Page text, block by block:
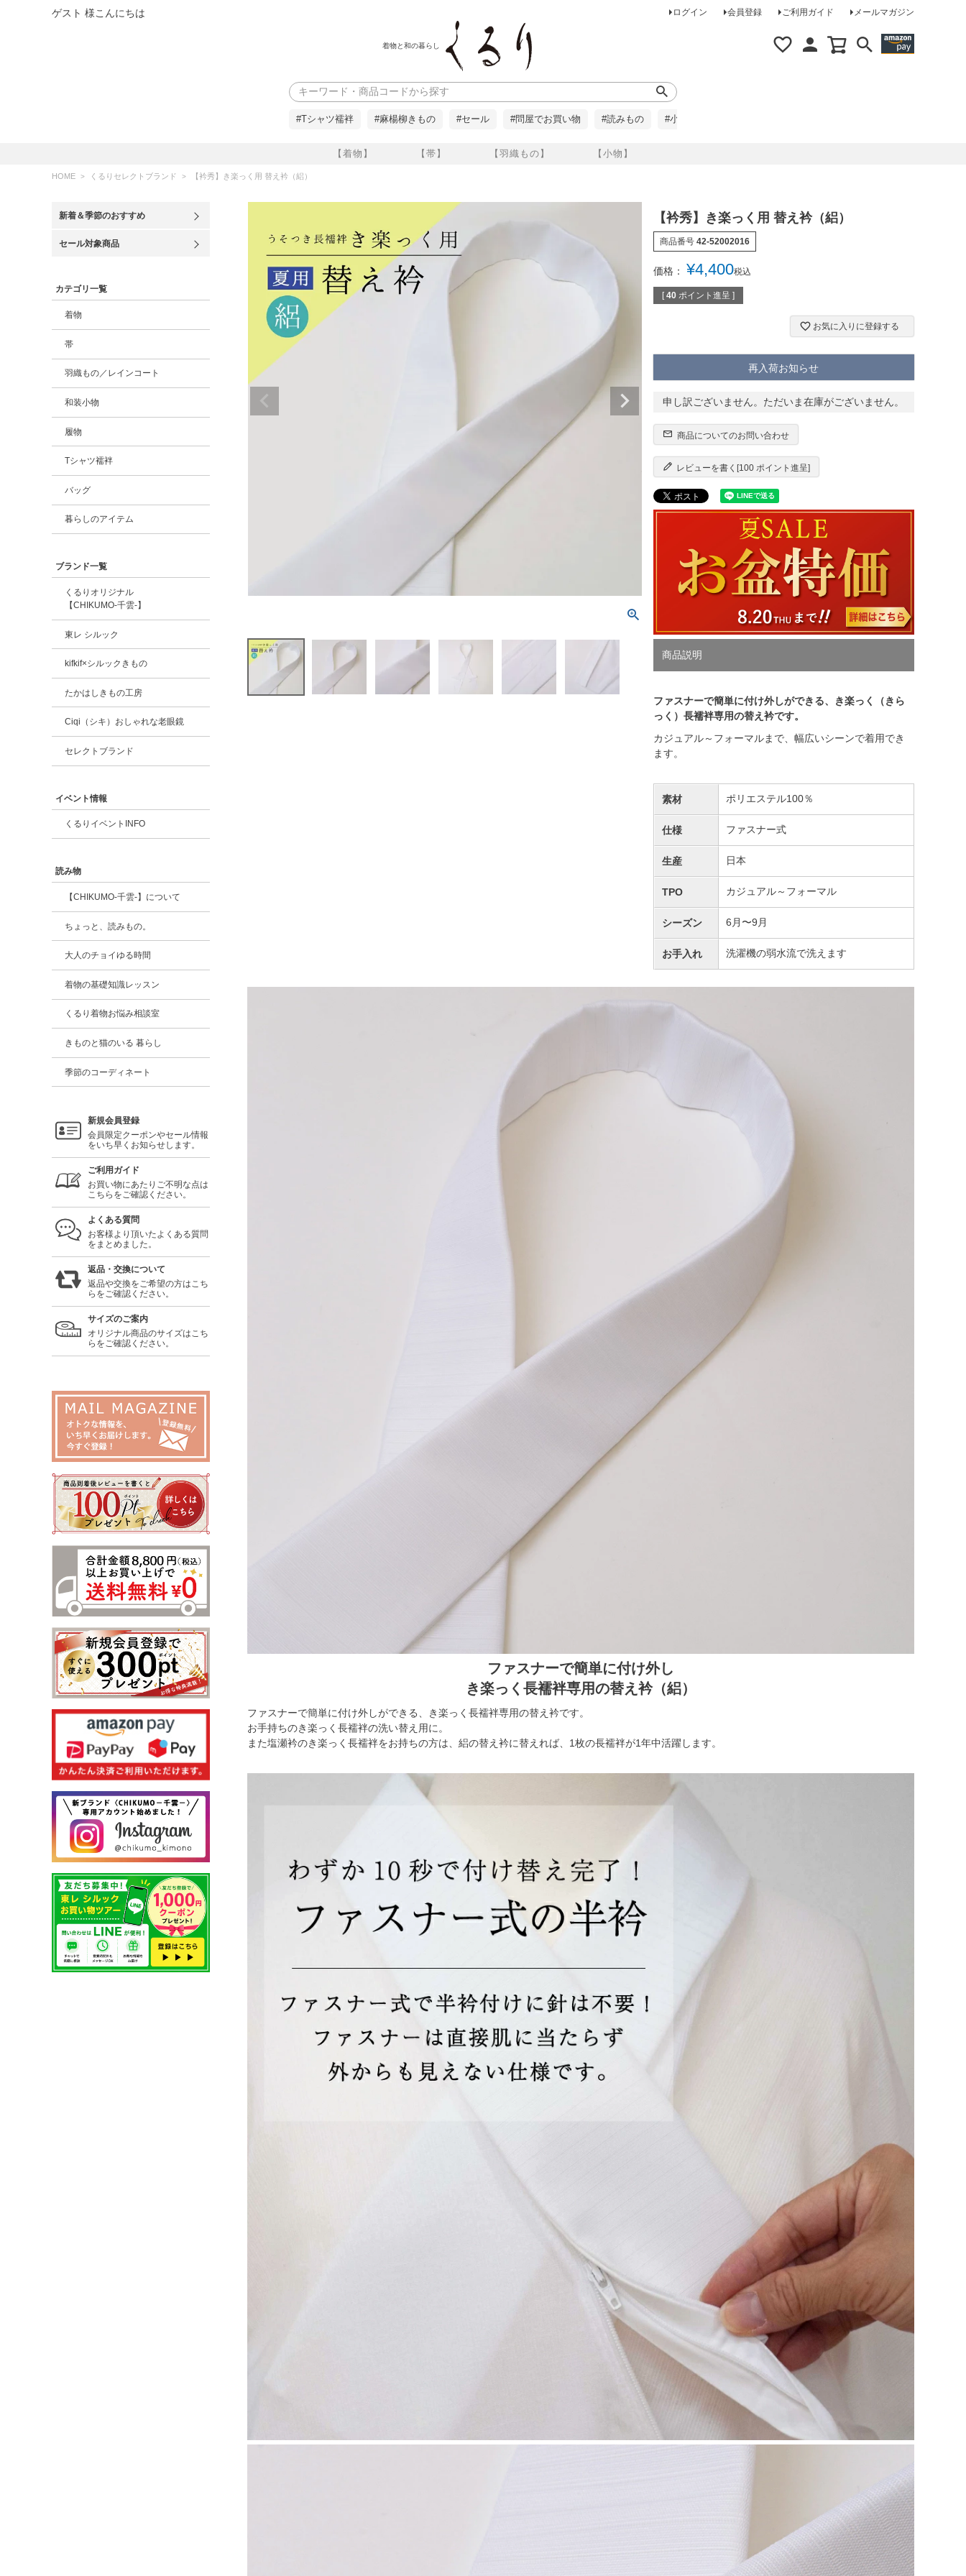
ゲスト 様こんにちは ログイン 会員登録 ご利用ガイド メールマガジン
着物と和の暮らし
【着物】 【帯】 【羽織もの】 【小物】
検索
#Tシャツ襦袢 #麻楊柳きもの #セール #問屋でお買い物 #読みもの #小柄な方に
HOME くるりセレクトブランド 【衿秀】き楽っく用 替え衿（絽）
新着＆季節のおすすめ
セール対象商品
カテゴリ一覧
着物
帯
羽織もの／レインコート
和装小物
履物
Tシャツ襦袢
バッグ
暮らしのアイテム
ブランド一覧
くるりオリジナル
【CHIKUMO-千雲-】
東レ シルック
kifkif×シルックきもの
たかはしきもの工房
Ciqi（シキ）おしゃれな老眼鏡
セレクトブランド
イベント情報
くるりイベントINFO
読み物
【CHIKUMO-千雲-】について
ちょっと、読みもの。
大人のチョイゆる時間
着物の基礎知識レッスン
くるり着物お悩み相談室
きものと猫のいる 暮らし
季節のコーディネート
新規会員登録
会員限定クーポンやセール情報
をいち早くお知らせします。
ご利用ガイド
お買い物にあたりご不明な点は
こちらをご確認ください。
よくある質問
お客様より頂いたよくある質問
をまとめました。
返品・交換について
返品や交換をご希望の方はこち
らをご確認ください。
サイズのご案内
オリジナル商品のサイズはこち
らをご確認ください。
【衿秀】き楽っく用 替え衿（絽）
商品番号 42-52002016
価格： ¥4,400税込
[ 40 ポイント進呈 ]
お気に入りに登録する
再入荷お知らせ
申し訳ございません。ただいま在庫がございません。
商品についてのお問い合わせ
レビューを書く[100 ポイント進呈]
商品説明
ファスナーで簡単に付け外しができる、き楽っく（きら
っく）長襦袢専用の替え衿です。
カジュアル～フォーマルまで、幅広いシーンで着用でき
ます。
素材 ポリエステル100％
仕様 ファスナー式
生産 日本
TPO カジュアル～フォーマル
シーズン 6月〜9月
お手入れ 洗濯機の弱水流で洗えます
ファスナーで簡単に付け外し
き楽っく長襦袢専用の替え衿（絽）
ファスナーで簡単に付け外しができる、き楽っく長襦袢専用の替え衿です。
お手持ちのき楽っく長襦袢の洗い替え用に。
また塩瀬衿のき楽っく長襦袢をお持ちの方は、絽の替え衿に替えれば、1枚の長襦袢が1年中活躍します。